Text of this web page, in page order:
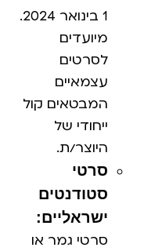
1 בינואר 2024.
מיועדים
לסרטים
עצמאיים
המבטאים קול
ייחודי של
היוצר/ת.
סרטי
סטודנטים
ישראליים:
סרטי גמר או